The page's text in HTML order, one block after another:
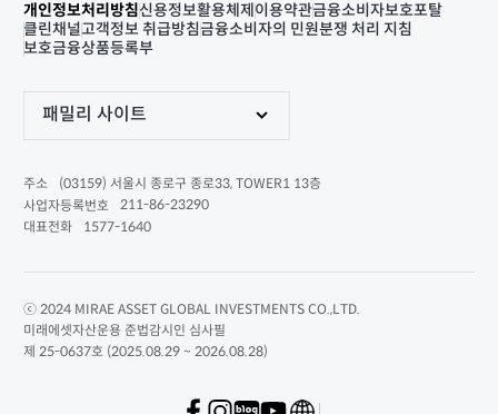
개인정보처리방침신용정보활용체제 이용약관금융소비자보호포탈
클린채널고객정보 취급방침금융소비자의 민원분쟁 처리 지침
보호금융상품등록부
패밀리 사이트
주소
(03159) 서울시 종로구 종로33, TOWER1 13층
사업자등록번호
211-86-23290
대표전화
1577-1640
ⓒ 2024 MIRAE ASSET GLOBAL INVESTMENTS CO.,LTD.
미래에셋자산운용 준법감시인 심사필
제 25-0637호 (2025.08.29 ~ 2026.08.28)